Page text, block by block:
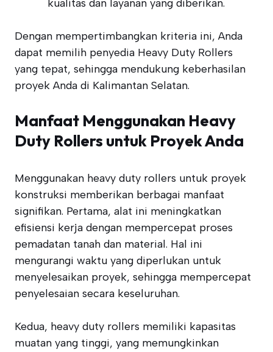
kualitas dan layanan yang diberikan.
Dengan mempertimbangkan kriteria ini, Anda
dapat memilih penyedia Heavy Duty Rollers
yang tepat, sehingga mendukung keberhasilan
proyek Anda di Kalimantan Selatan.
Manfaat Menggunakan Heavy
Duty Rollers untuk Proyek Anda
Menggunakan heavy duty rollers untuk proyek
konstruksi memberikan berbagai manfaat
signifikan. Pertama, alat ini meningkatkan
efisiensi kerja dengan mempercepat proses
pemadatan tanah dan material. Hal ini
mengurangi waktu yang diperlukan untuk
menyelesaikan proyek, sehingga mempercepat
penyelesaian secara keseluruhan.
Kedua, heavy duty rollers memiliki kapasitas
muatan yang tinggi, yang memungkinkan